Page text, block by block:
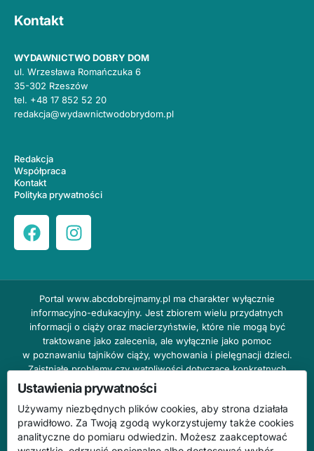
Kontakt
WYDAWNICTWO DOBRY DOM
ul. Wrzesława Romańczuka 6
35-302 Rzeszów
tel. +48 17 852 52 20
redakcja@wydawnictwodobrydom.pl
Redakcja
Współpraca
Kontakt
Polityka prywatności
Portal www.abcdobrejmamy.pl ma charakter wyłącznie
informacyjno-edukacyjny. Jest zbiorem wielu przydatnych
informacji o ciąży oraz macierzyństwie, które nie mogą być
traktowane jako zalecenia, ale wyłącznie jako pomoc
w poznawaniu tajników ciąży, wychowania i pielęgnacji dzieci.
Zaistniałe problemy czy wątpliwości dotyczące konkretnych
przypadków należy bezzwłocznie konsultować z prowadzącym
lekarzem ginekologiem lub innym stosownym specjalistą w danej
dziedzinie. DOBRY DOM nie odpowiada za treść reklam,
nie ponosi również żadnych konsekwencji prawnych ani
odpowiedzialności za następstwa mogące wyniknąć na skutek
Ustawienia prywatności
Używamy niezbędnych plików cookies, aby strona działała
prawidłowo. Za Twoją zgodą wykorzystujemy także cookies
analityczne do pomiaru odwiedzin. Możesz zaakceptować